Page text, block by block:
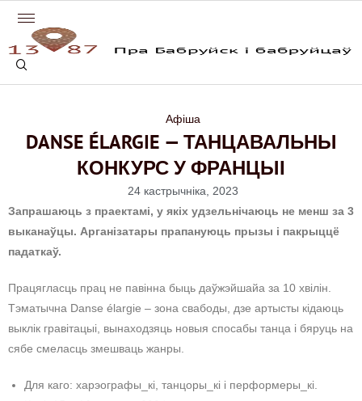
Афіша
DANSE ÉLARGIE — ТАНЦАВАЛЬНЫ
КОНКУРС У ФРАНЦЫІ
24 кастрычніка, 2023
Запрашаюць з праектамі, у якіх удзельнічаюць не менш за 3
выканаўцы. Арганізатары прапануюць прызы і пакрыццё
падаткаў.
Працягласць прац не павінна быць даўжэйшайа за 10 хвілін.
Тэматычна Danse élargie – зона свабоды, дзе артысты кідаюць
выклік гравітацыі, вынаходзяць новыя спосабы танца і бяруць на
сябе смеласць змешваць жанры.
Для каго: харэографы_кі, танцоры_кі і перформеры_кі.